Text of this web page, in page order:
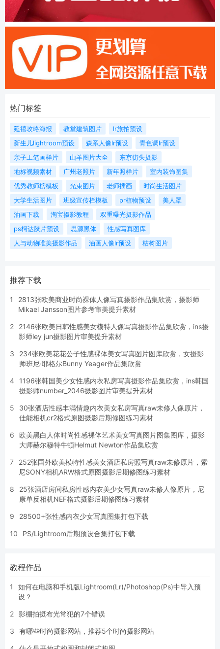
热门标签
延禧攻略海报 教堂建筑图片
lr旅拍预设
新生儿lightroom预设
森系人像lr预设
青色调lr预设
亲子工笔画样片
山羊图片大全
东京街头摄影
地标视频素材
广州老照片 新年照样片
室内装饰图集
优秀教师榜模板
光束图片 老师插画
时尚生活图片
大学生活图片
班级宣传栏模板 pr植物预设
美人罩
油画下载
淘宝摄影教程
双重曝光摄影作品
ps柯达胶片预设
思源黑体
性感写真图库
人与动物唯美摄影作品
油画人像lr预设 枯树图片
推荐下载
1
2813张欧美商业时尚裸体人像写真摄影作品集欣赏，摄影师
Mikael Jansson图片参考审美提升素材
2
2146张欧美日韩性感美女模特人像写真摄影作品集欣赏，ins摄
影师ley jun摄影图片审美提升素材
3
234张欧美花花公子性感裸体美女写真图片图库欣赏，女摄影
师班尼·耶格尔Bunny Yeager作品集欣赏
4
1196张韩国美少女性感内衣私房写真摄影作品集欣赏，ins韩国
摄影师number_2046摄影图片审美提升素材
5
30张酒店性感丰满情趣内衣美女私房写真raw未修人像原片，
佳能相机cr2格式原图摄影后期修图练习素材
6
欧美黑白人体时尚性感裸体艺术美女写真图片图集图库，摄影
大师赫尔穆特牛顿Helmut Newton作品集欣赏
7
252张国外欧美模特性感美女酒店私房照写真raw未修原片，索
尼SONY相机ARW格式原图摄影后期修图练习素材
8
25张酒店房间私房性感内衣美少女写真raw未修人像原片，尼
康单反相机NEF格式摄影后期修图练习素材
9 28500+张性感内衣少女写真图集打包下载
10 PS/Lightroom后期预设合集打包下载
教程作品
1
如何在电脑和手机版Lightroom(Lr)/Photoshop(Ps)中导入预
设？
2 影棚拍摄布光常犯的7个错误
3 有哪些时尚摄影网站，推荐5个时尚摄影网站